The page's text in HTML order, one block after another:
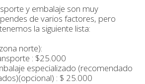
y embalaje son muy
de varios factores, pero
la siguiente lista:
norte):
: $25.000
especializado (recomendado
: $ 25.000